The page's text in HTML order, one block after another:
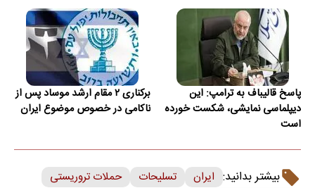
پاسخ قالیباف به ترامپ: این
دیپلماسی نمایشی، شکست خورده
است
برکناری ۲ مقام ارشد موساد پس از
ناکامی در خصوص موضوع ایران
بیشتر بدانید: ایران تسلیحات
حملات تروریستی